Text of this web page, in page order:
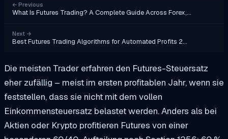
← Previous
What Is Futures Trading? A Complete Guide Across Forex,…
Next →
Best Futures Trading Algorithms for Automated Profits 2…
Die meisten Trader erfahren den Futures-Steuersatz
eher zufällig – meist im ersten profitablen Jahr, wenn sie
feststellen, dass sie nicht mit dem vollen
Einkommensteuersatz belastet werden. Anders als bei
Aktien oder Krypto profitieren Futures von einer